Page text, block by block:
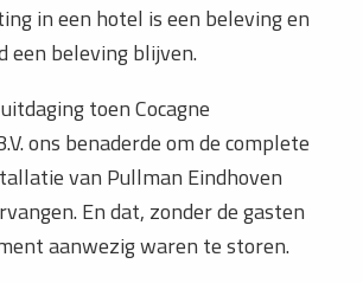
in een hotel is een beleving en
een beleving blijven.
toen Cocagne
ons benaderde om de complete
van Pullman Eindhoven
En dat, zonder de gasten
aanwezig waren te storen.